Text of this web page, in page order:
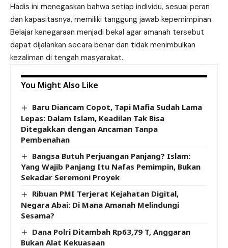
Hadis ini menegaskan bahwa setiap individu, sesuai peran
dan kapasitasnya, memiliki tanggung jawab kepemimpinan.
Belajar kenegaraan menjadi bekal agar amanah tersebut
dapat dijalankan secara benar dan tidak menimbulkan
kezaliman di tengah masyarakat.
You Might Also Like
Baru Diancam Copot, Tapi Mafia Sudah Lama
Lepas: Dalam Islam, Keadilan Tak Bisa
Ditegakkan dengan Ancaman Tanpa
Pembenahan
Bangsa Butuh Perjuangan Panjang? Islam:
Yang Wajib Panjang Itu Nafas Pemimpin, Bukan
Sekadar Seremoni Proyek
Ribuan PMI Terjerat Kejahatan Digital,
Negara Abai: Di Mana Amanah Melindungi
Sesama?
Dana Polri Ditambah Rp63,79 T, Anggaran
Bukan Alat Kekuasaan